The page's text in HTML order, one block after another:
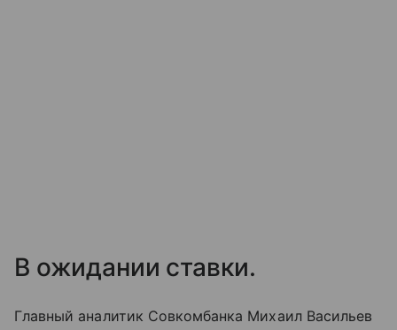
В ожидании ставки.
Главный аналитик Совкомбанка Михаил Васильев